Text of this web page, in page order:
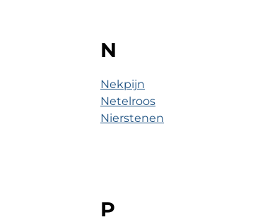
N
Nekpijn
Netelroos
Nierstenen
P